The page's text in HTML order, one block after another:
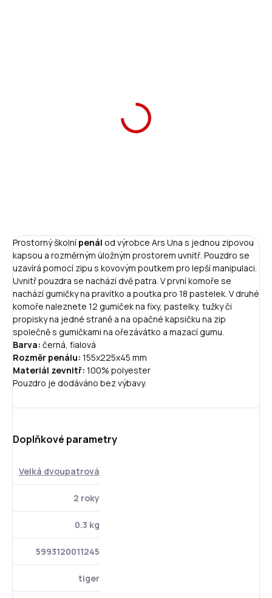
Prostorný školní penál od výrobce Ars Una s jednou zipovou
kapsou a rozměrným úložným prostorem uvnitř. Pouzdro se
uzavírá pomocí zipu s kovovým poutkem pro lepší manipulaci.
Uvnitř pouzdra se nachází dvě patra. V první komoře se
nachází gumičky na pravítko a poutka pro 18 pastelek. V druhé
komoře naleznete 12 gumiček na fixy, pastelky, tužky či
propisky na jedné straně a na opačné kapsičku na zip
společně s gumičkami na ořezávátko a mazací gumu.
Barva: černá, fialová
Rozměr penálu: 155x225x45 mm
Materiál zevnitř: 100% polyester
Pouzdro je dodáváno bez výbavy.
Doplňkové parametry
Velká dvoupatrová
2 roky
0.3 kg
5993120011245
tiger